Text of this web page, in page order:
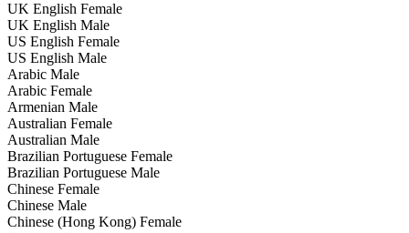
UK English Female
UK English Male
US English Female
US English Male
Arabic Male
Arabic Female
Armenian Male
Australian Female
Australian Male
Brazilian Portuguese Female
Brazilian Portuguese Male
Chinese Female
Chinese Male
Chinese (Hong Kong) Female